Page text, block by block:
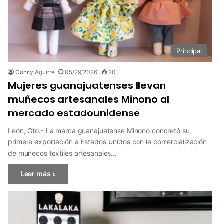
Principal
Conny Aguirre 05/29/2026 20
Mujeres guanajuatenses llevan
muñecos artesanales Minono al
mercado estadounidense
León, Gto.- La marca guanajuatense Minono concretó su
primera exportación a Estados Unidos con la comercialización
de muñecos textiles artesanales…
Leer más »